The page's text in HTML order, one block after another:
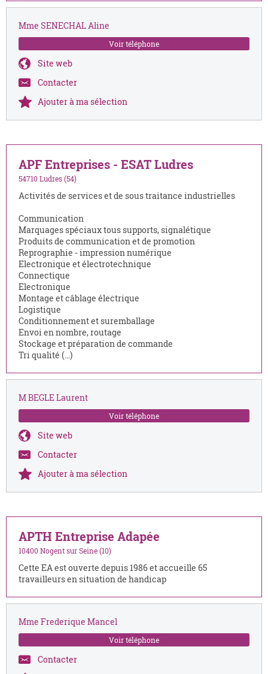
Mme SENECHAL Aline
Voir téléphone
Site web
Contacter
Ajouter à ma sélection
APF Entreprises - ESAT Ludres
54710 Ludres (54)
Activités de services et de sous traitance industrielles
Communication
Marquages spéciaux tous supports, signalétique
Produits de communication et de promotion
Reprographie - impression numérique
Electronique et électrotechnique
Connectique
Electronique
Montage et câblage électrique
Logistique
Conditionnement et suremballage
Envoi en nombre, routage
Stockage et préparation de commande
Tri qualité (...)
M BEGLE Laurent
Voir téléphone
Site web
Contacter
Ajouter à ma sélection
APTH Entreprise Adapée
10400 Nogent sur Seine (10)
Cette EA est ouverte depuis 1986 et accueille 65
travailleurs en situation de handicap
Mme Frederique Mancel
Voir téléphone
Contacter